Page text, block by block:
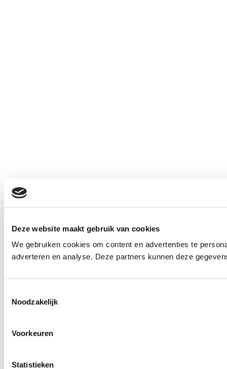
Deze website maakt gebruik van cookies
We gebruiken cookies om content en advertenties te
adverteren en analyse. Deze partners kunnen deze
Noodzakelijk
Voorkeuren
Statistieken